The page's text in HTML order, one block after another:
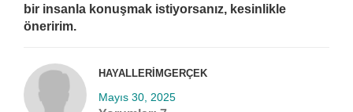
bir insanla konuşmak istiyorsanız, kesinlikle
öneririm.
HAYALLERIMGERÇEK
Mayıs 30, 2025